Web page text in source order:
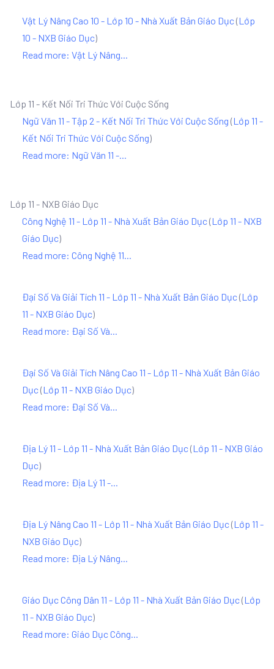
Vật Lý Nâng Cao 10 - Lớp 10 - Nhà Xuất Bản Giáo Dục(Lớp
10 - NXB Giáo Dục)
Read more: Vật Lý Nâng...
Lớp 11 - Kết Nối Tri Thức Với Cuộc Sống
Ngữ Văn 11 - Tập 2 - Kết Nối Tri Thức Với Cuộc Sống (Lớp 11 -
Kết Nối Tri Thức Với Cuộc Sống)
Read more: Ngữ Văn 11 -...
Lớp 11 - NXB Giáo Dục
Công Nghệ 11 - Lớp 11 - Nhà Xuất Bản Giáo Dục(Lớp 11 - NXB
Giáo Dục)
Read more: Công Nghệ 11...
Đại Số Và Giải Tích 11 - Lớp 11 - Nhà Xuất Bản Giáo Dục(Lớp
11 - NXB Giáo Dục)
Read more: Đại Số Và...
Đại Số Và Giải Tích Nâng Cao 11 - Lớp 11 - Nhà Xuất Bản Giáo
Dục(Lớp 11 - NXB Giáo Dục)
Read more: Đại Số Và...
Địa Lý 11 - Lớp 11 - Nhà Xuất Bản Giáo Dục(Lớp 11 - NXB Giáo
Dục)
Read more: Địa Lý 11 -...
Địa Lý Nâng Cao 11 - Lớp 11 - Nhà Xuất Bản Giáo Dục(Lớp 11 -
NXB Giáo Dục)
Read more: Địa Lý Nâng...
Giáo Dục Công Dân 11 - Lớp 11 - Nhà Xuất Bản Giáo Dục(Lớp
11 - NXB Giáo Dục)
Read more: Giáo Dục Công...